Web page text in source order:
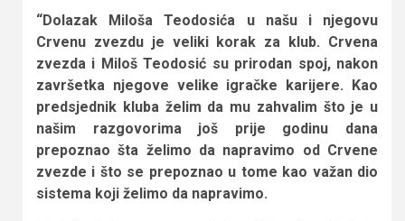
“Dolazak Miloša Teodosića u našu i njegovu
Crvenu zvezdu je veliki korak za klub. Crvena
zvezda i Miloš Teodosić su prirodan spoj, nakon
završetka njegove velike igračke karijere. Kao
predsjednik kluba želim da mu zahvalim što je u
našim razgovorima još prije godinu dana
prepoznao šta želimo da napravimo od Crvene
zvezde i što se prepoznao u tome kao važan dio
sistema koji želimo da napravimo.